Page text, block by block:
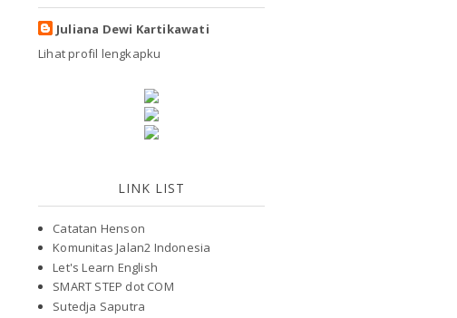
Juliana Dewi Kartikawati
Lihat profil lengkapku
LINK LIST
Catatan Henson
Komunitas Jalan2 Indonesia
Let's Learn English
SMART STEP dot COM
Sutedja Saputra